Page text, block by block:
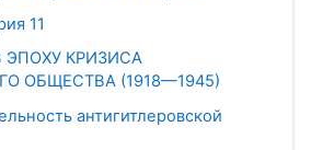
11
ЭПОХУ КРИЗИСА
ОБЩЕСТВА (1918—1945)
антигитлеровской